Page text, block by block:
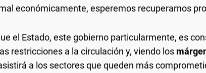
económicamente, esperemos recuperarnos
el Estado, este gobierno particularmente, es
restricciones a la circulación y, viendo los
a los sectores que queden más